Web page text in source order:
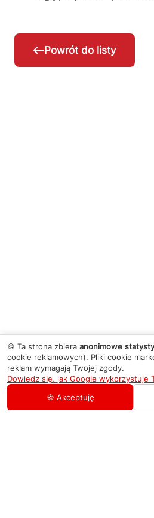
Powrót do listy
🍪 Ta strona zbiera anonimowe
cookie reklamowych). Pliki cookie
reklam wymagają Twojej zgody.
Dowiedz się, jak Google wykorzystuje
🍪 Akceptuję